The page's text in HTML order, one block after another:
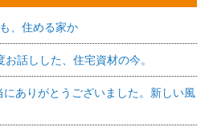
、住める家か
お話しした、住宅資材の今。
にありがとうございました。新しい風